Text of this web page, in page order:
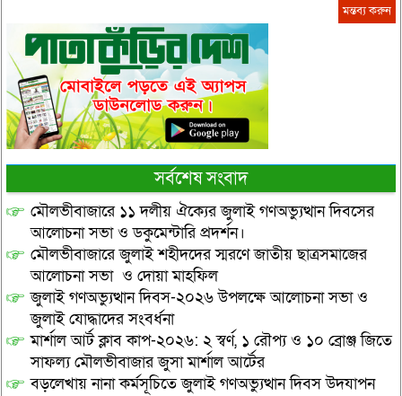
সর্বশেষ সংবাদ
মৌলভীবাজারে ১১ দলীয় ঐক্যের জুলাই গণঅভ্যুত্থান দিবসের
আলোচনা সভা ও ডকুমেন্টারি প্রদর্শন।
মৌলভীবাজারে জুলাই শহীদদের স্মরণে জাতীয় ছাত্রসমাজের
আলোচনা সভা ও দোয়া মাহফিল
জুলাই গণঅভ্যুত্থান দিবস-২০২৬ উপলক্ষে আলোচনা সভা ও
জুলাই যোদ্ধাদের সংবর্ধনা
মার্শাল আর্ট ক্লাব কাপ-২০২৬: ২ স্বর্ণ, ১ রৌপ্য ও ১০ ব্রোঞ্জ জিতে
সাফল্য মৌলভীবাজার জুসা মার্শাল আর্টের
বড়লেখায় নানা কর্মসূচিতে জুলাই গণঅভ্যুত্থান দিবস উদযাপন